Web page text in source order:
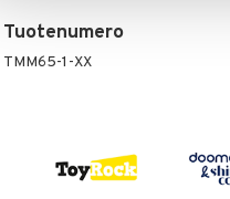
Tuotenumero
TMM65-1-XX